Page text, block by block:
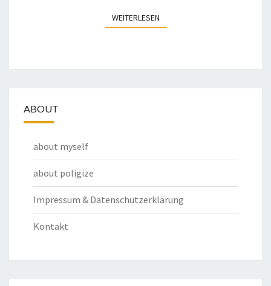
WEITERLESENWEITERLESEN
ABOUT
about myself
about poligize
Impressum & Datenschutzerklärung
Kontakt